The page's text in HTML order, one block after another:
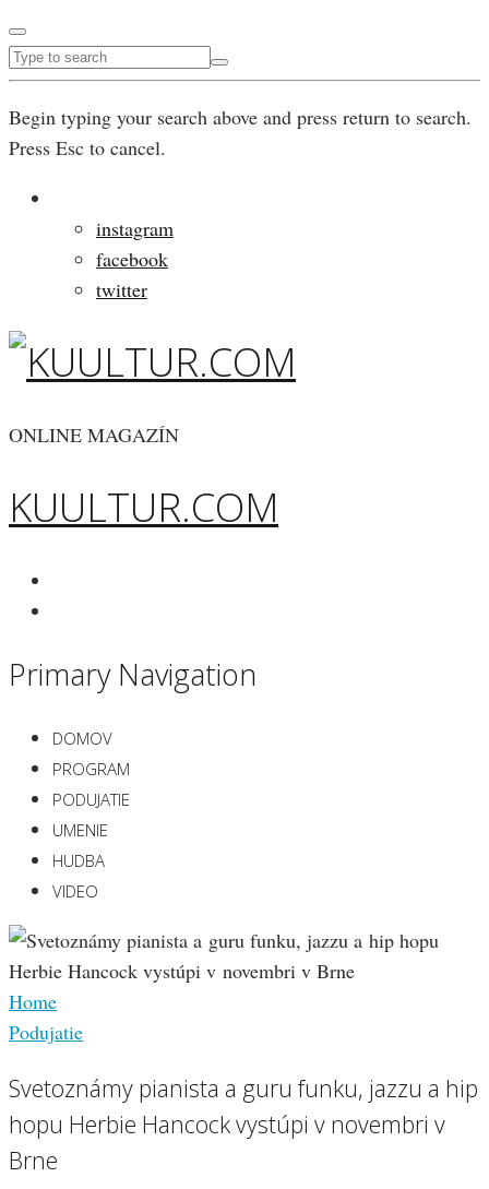
Begin typing your search above and press return to search.
Press Esc to cancel.
instagram
facebook
twitter
ONLINE MAGAZÍN
KUULTUR.COM
Primary Navigation
DOMOV
PROGRAM
PODUJATIE
UMENIE
HUDBA
VIDEO
Home
Podujatie
Svetoznámy pianista a guru funku, jazzu a hip
hopu Herbie Hancock vystúpi v novembri v
Brne